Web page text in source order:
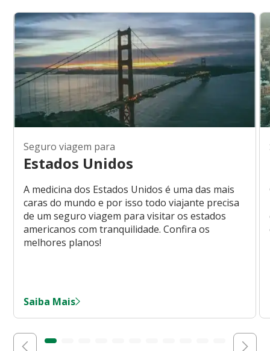
Seguro viagem para
Estados Unidos
A medicina dos Estados Unidos é uma das mais
caras do mundo e por isso todo viajante precisa
de um seguro viagem para visitar os estados
americanos com tranquilidade. Confira os
melhores planos!
Saiba Mais